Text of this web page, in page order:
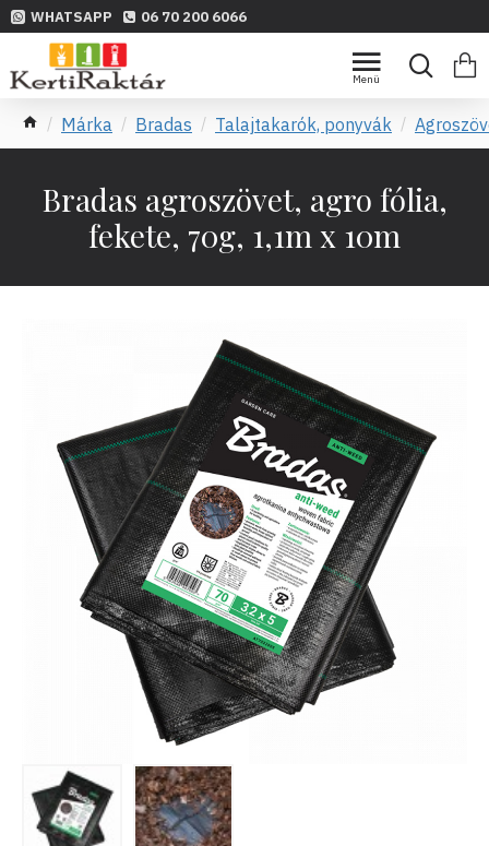
WHATSAPP 06 70 200 6066
Márka Bradas Talajtakarók, ponyvák
Bradas agroszövet, agro fólia,
fekete, 70g, 1,1m x 10m